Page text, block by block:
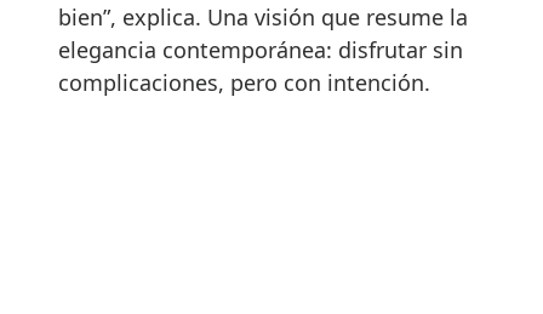
bien”, explica. Una visión que resume la
elegancia contemporánea: disfrutar sin
complicaciones, pero con intención.